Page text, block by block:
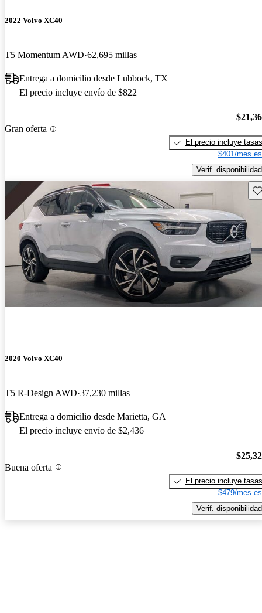
2022 Volvo XC40
T5 Momentum AWD 62,695 millas
Entrega a domicilio desde Lubbock, TX
El precio incluye envío de $822
Gran oferta
El precio incluye tasas
$401/mes
Verif. disponibilidad
2020 Volvo XC40
T5 R-Design AWD 37,230 millas
Entrega a domicilio desde Marietta, GA
El precio incluye envío de $2,436
Buena oferta
El precio incluye tasas
$479/mes
Verif. disponibilidad